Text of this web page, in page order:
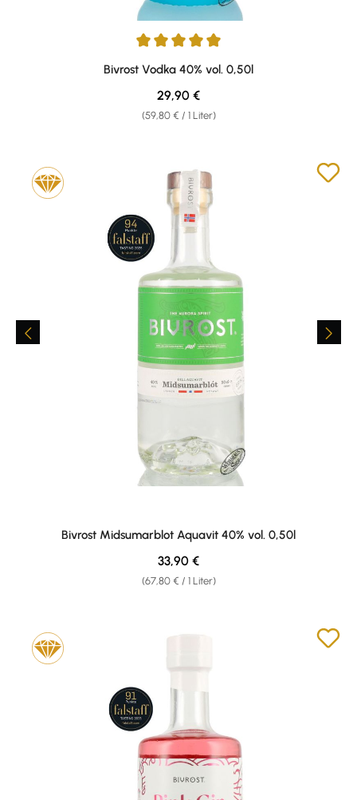
Durchschnittliche Bewertung von 5 von 5 Sternen
Bivrost Vodka 40% vol. 0,50l
(59,80 € / 1 Liter)
Regulärer Preis:
29,90 €
Bivrost Midsumarblot Aquavit 40% vol. 0,50l
(67,80 € / 1 Liter)
Regulärer Preis:
33,90 €